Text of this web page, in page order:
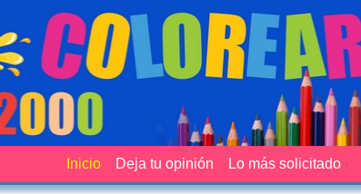
Inicio Deja tu opinión Lo más solicitado